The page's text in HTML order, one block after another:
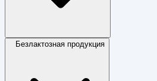
Безлактозная продукция